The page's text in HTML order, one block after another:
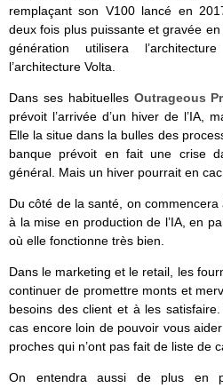
remplaçant son V100 lancé en
deux fois plus puissante et gravée
génération utilisera
l’architecture Volta.
Dans ses habituelles Outrageous
prévoit l’arrivée d’un hiver de l’IA,
Elle la situe dans la bulles des
banque prévoit en fait une crise
général. Mais un hiver pourrait en
Du côté de la santé, on commencera
à la mise en production de l’IA, en
où elle fonctionne très bien.
Dans le marketing et le retail, les
continuer de promettre monts et
besoins des client et à les satisfaire.
cas encore loin de pouvoir vous
proches qui n’ont pas fait de liste de
On entendra aussi de plus en